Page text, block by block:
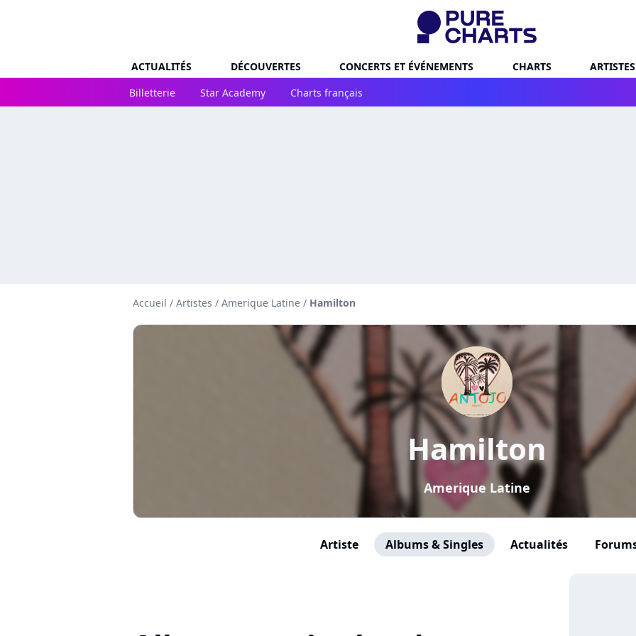
ACTUALITÉS DÉCOUVERTES CONCERTS ET ÉVÉNEMENTS CHARTS
ARTISTES
Billetterie
Star Academy Charts français
Accueil / Artistes / Amerique Latine / Hamilton
Hamilton
Amerique Latine
Artiste Albums & Singles Actualités